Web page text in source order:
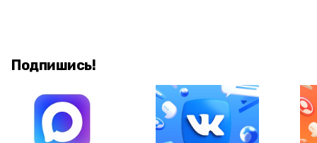
Подпишись!